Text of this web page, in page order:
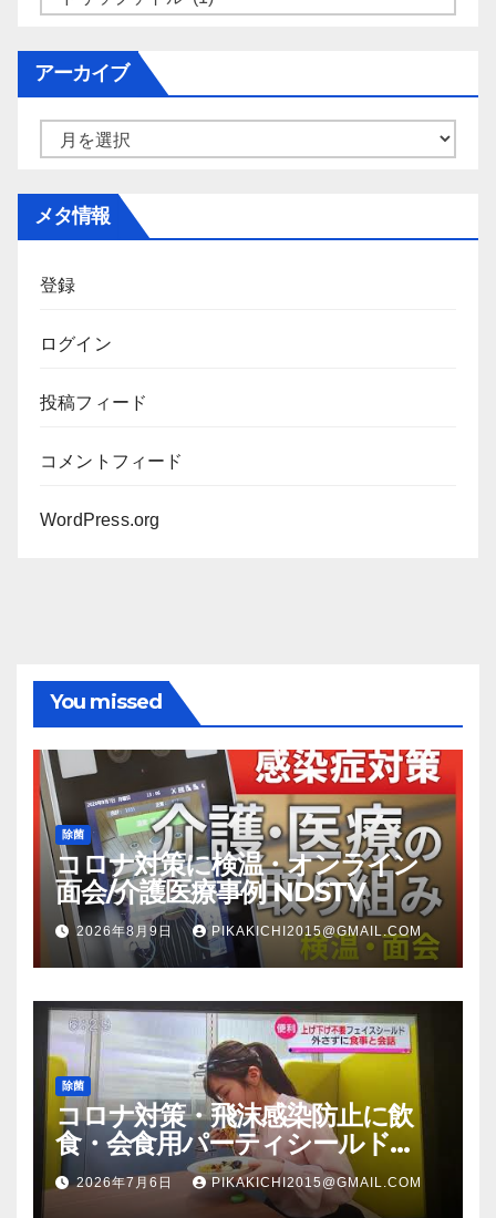
ー
アーカイブ
メタ情報
登録
ログイン
投稿フィード
コメントフィード
WordPress.org
You missed
除菌
コロナ対策に検温・オンライン
面会/介護医療事例 NDSTV
2026年8月9日 PIKAKICHI2015@GMAIL.COM
除菌
コロナ対策・飛沫感染防止に飲
食・会食用パーティシールド
（マスク会食代替品）ＦＢＣ福井
放送のＴＶ番組での紹介映像
2026年7月6日 PIKAKICHI2015@GMAIL.COM